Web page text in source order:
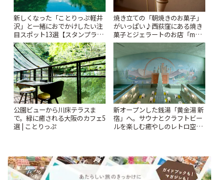
新しくなった「ことりっぷ軽井
沢」と一緒におでかけしたい注
目スポット13選【スタンプラリ
ー開催中】 | ことりっぷ
焼き立ての「朝焼きのお菓子」
がいっぱい♪西荻窪にある焼き
菓子とジェラートのお店「mUni
(ムニ)」 | ことりっぷ
公園ビューから川床テラスま
で。緑に癒される大阪のカフェ5
選 | ことりっぷ
新オープンした銭湯「黄金湯 新
宿」へ。サウナとクラフトビー
ルを楽しむ癒やしのレトロ空間